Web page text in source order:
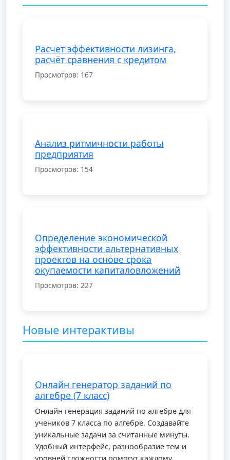
18
неотложной проблемой
требует особого внимания и
обсуждения, поскольку
подростковая преступность имеет
Расчет эффективности лизинга,
расчёт сравнения с кредитом
Просмотров: 167
Анализ ритмичности работы
предприятия
Просмотров: 154
Определение экономической
эффективности альтернативных
проектов на основе срока
окупаемости капиталовложений
Просмотров: 227
Новые интерактивы
Онлайн генератор заданий по
алгебре (7 класс)
Онлайн генерация заданий по алгебре для
учеников 7 класса по алгебре. Создавайте
уникальные задачи за считанные минуты.
Удобный интерфейс, разнообразие тем и